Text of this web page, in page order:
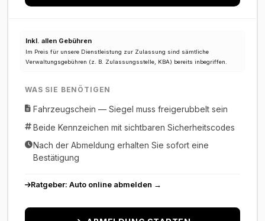
Inkl. allen Gebühren
Im Preis für unsere Dienstleistung zur Zulassung sind sämtliche
Verwaltungsgebühren (z. B. Zulassungsstelle, KBA) bereits inbegriffen.
WAS SIE BENÖTIGEN
Fahrzeugschein — Siegel muss freigerubbelt sein
Beide Kennzeichen mit sichtbaren Sicherheitscodes
Nach der Abmeldung erhalten Sie sofort eine
Bestätigung
Ratgeber: Auto online abmelden →